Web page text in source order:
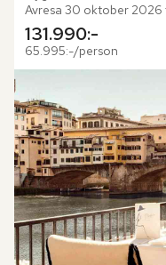
Avresa 30 oktober 2026
131.990:-
65.995:-/person